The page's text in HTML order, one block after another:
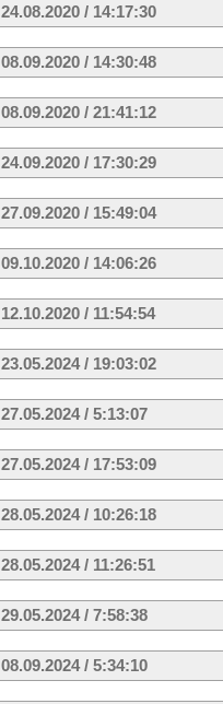
24.08.2020 / 14:17:30
08.09.2020 / 14:30:48
08.09.2020 / 21:41:12
24.09.2020 / 17:30:29
27.09.2020 / 15:49:04
09.10.2020 / 14:06:26
12.10.2020 / 11:54:54
23.05.2024 / 19:03:02
27.05.2024 / 5:13:07
27.05.2024 / 17:53:09
28.05.2024 / 10:26:18
28.05.2024 / 11:26:51
29.05.2024 / 7:58:38
08.09.2024 / 5:34:10